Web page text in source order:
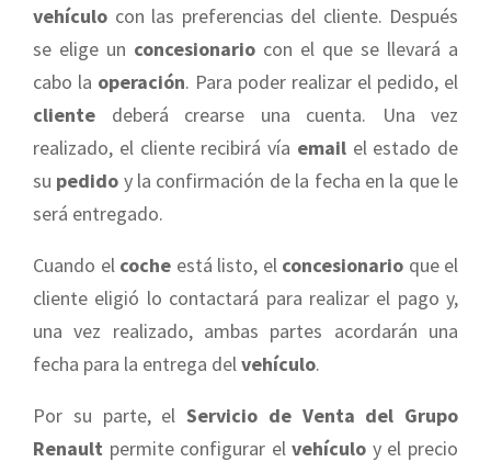
vehículo con las preferencias del cliente. Después
se elige un concesionario con el que se llevará a
cabo la operación. Para poder realizar el pedido, el
cliente deberá crearse una cuenta. Una vez
realizado, el cliente recibirá vía emailel estado de
su pedido y la confirmación de la fecha en la que le
será entregado.
Cuando el coche está listo, el concesionario que el
cliente eligió lo contactará para realizar el pago y,
una vez realizado, ambas partes acordarán una
fecha para la entrega delvehículo.
Por su parte, el Servicio de Venta del Grupo
Renault permite configurar elvehículo y el precio